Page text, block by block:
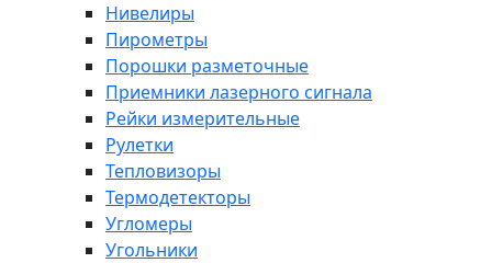
Нивелиры
Пирометры
Порошки разметочные
Приемники лазерного сигнала
Рейки измерительные
Рулетки
Тепловизоры
Термодетекторы
Угломеры
Угольники